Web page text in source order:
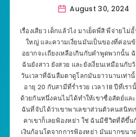
August 30, 2024
เรื่องเสียว เด็กแล้วไง มาเย็ดพี่สิ พี่จ่ายไม่
ใหญ่ และความเงี่ยนมันเป็นของที่ค่อน
อยากจะเถียงเหลือเกินกับคำพูดพวกนั้น
ฉันยังสาว ยังสวย และยังเงี่ยนเหมือนกับ
วันเวลาที่ฉันลืมตาดูโลกมันยาวนานเท่า
อายุ 20 กับสามีที่ร่ำรวย เวลา 18 ปีที่เร
ด้วยกันหนึ่งคนไม่ได้ทำให้เขาซื่อสัตย์แล
ฉันที่จับได้ว่าเขาพาเลขาส่วนตัวคนสนิท
คาเขาก็เลยฟ้องหย่า ใช่ ฉันมีชีวิตที่ดีขึ้
เงินก้อนโตจากการฟ้องหย่า มันมากขน